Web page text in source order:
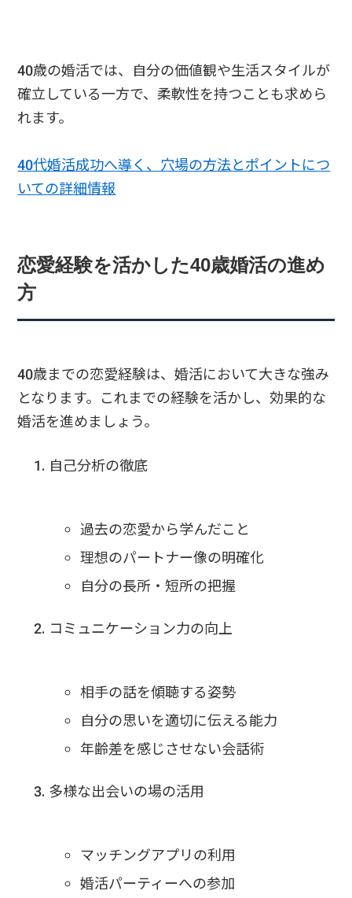
40歳の婚活では、自分の価値観や生活スタイルが
確立している一方で、柔軟性を持つことも求めら
れます。
40代婚活成功へ導く、穴場の方法とポイントにつ
いての詳細情報
恋愛経験を活かした40歳婚活の進め
方
40歳までの恋愛経験は、婚活において大きな強み
となります。これまでの経験を活かし、効果的な
婚活を進めましょう。
自己分析の徹底
過去の恋愛から学んだこと
理想のパートナー像の明確化
自分の長所・短所の把握
コミュニケーション力の向上
相手の話を傾聴する姿勢
自分の思いを適切に伝える能力
年齢差を感じさせない会話術
多様な出会いの場の活用
マッチングアプリの利用
婚活パーティーへの参加